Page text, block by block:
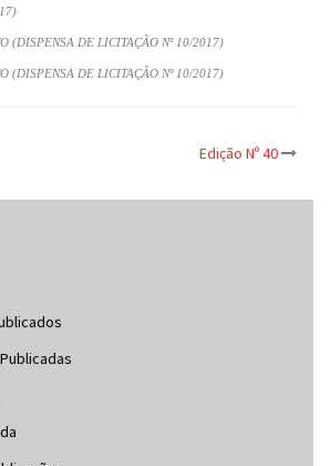
(DISPENSA DE LICITAÇÃO Nº 10/2017)
(DISPENSA DE LICITAÇÃO Nº 10/2017)
Edição Nº 40